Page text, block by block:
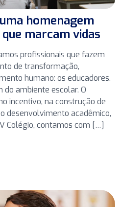
homenagem
marcam vidas
profissionais que fazem
de transformação,
humano: os educadores.
do ambiente escolar. O
incentivo, na construção de
desenvolvimento acadêmico,
Colégio, contamos com […]